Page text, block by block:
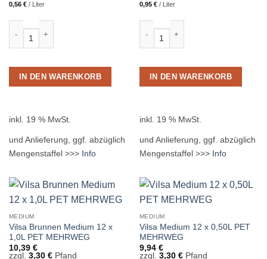
0,56 €/ Liter
IN DEN WARENKORB
inkl. 19 % MwSt.
und Anlieferung, ggf. abzüglich
Mengenstaffel >>> Info
0,95 €/ Liter
IN DEN WARENKORB
inkl. 19 % MwSt.
und Anlieferung, ggf. abzüglich
Mengenstaffel >>> Info
MEDIUM
Vilsa Brunnen Medium 12 x
1,0L PET MEHRWEG
10,39 €
zzgl. 3,30 €Pfand
MEDIUM
Vilsa Medium 12 x 0,50L PET
MEHRWEG
9,94 €
zzgl. 3,30 €Pfand